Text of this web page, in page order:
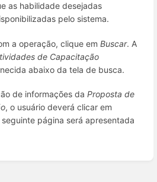
as habilidade desejadas
pelo sistema.
a operação, clique em Buscar. A
de Capacitação
abaixo da tela de busca.
de informações da Proposta de
, o usuário deverá clicar em
página será apresentada